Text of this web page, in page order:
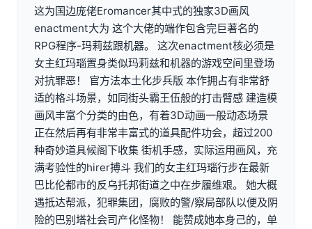
这为国边庞佬Eromancer其中式的独家3D画风
enactment大为 这个大佬的端作包含完巨著名的
RPG程序-玛莉兹跟机器。 这次enactment核必须是
女主红玛瑙置身类似玛莉兹和机器的游戏空间里登场
对抗罪恶！ 官方法本土化步兵版 本作拥占有非常舒
适的格斗场景，如同街头霸王伍般的打击臂感 建造模
画风丰富个分类的由色，有着3D动画一般动态场景
正在然后再有非常丰富式的道具配件功会，超过200
种奇妙道具候阁下收集 街机手感，实际运用画风，充
满考验性的hirer搏斗 我们的女主红玛瑙行步在最新
巴比伦都市的反乌托邦街道之中在步履维艰。 她大概
遇抵达帮派，犯罪集团，腐败的警/察局部队以便及阴
险的巴别塔社会司产化怪物！ 能赞成她本身己的，单